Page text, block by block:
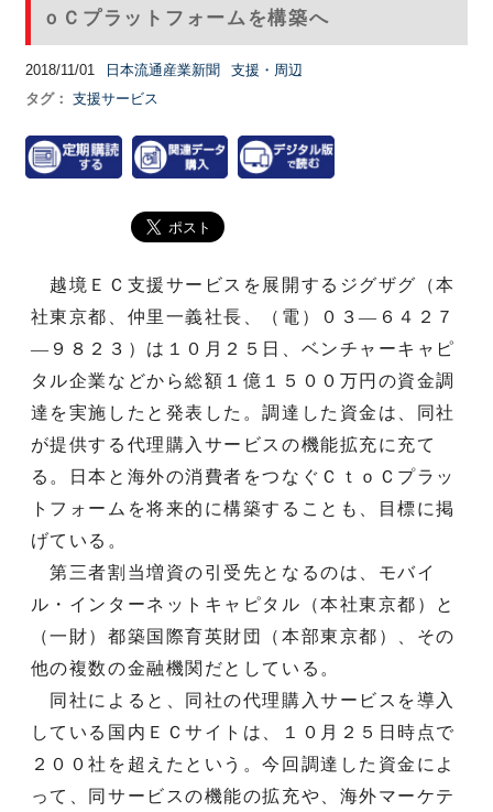
ｏＣプラットフォームを構築へ
2018/11/01 日本流通産業新聞
支援・周辺
タグ： 支援サービス
越境ＥＣ支援サービスを展開するジグザグ（本
社東京都、仲里一義社長、（電）０３—６４２７
—９８２３）は１０月２５日、ベンチャーキャピ
タル企業などから総額１億１５００万円の資金調
達を実施したと発表した。調達した資金は、同社
が提供する代理購入サービスの機能拡充に充て
る。日本と海外の消費者をつなぐＣｔｏＣプラッ
トフォームを将来的に構築することも、目標に掲
げている。
第三者割当増資の引受先となるのは、モバイ
ル・インターネットキャピタル（本社東京都）と
（一財）都築国際育英財団（本部東京都）、その
他の複数の金融機関だとしている。
同社によると、同社の代理購入サービスを導入
している国内ＥＣサイトは、１０月２５日時点で
２００社を超えたという。今回調達した資金によ
って、同サービスの機能の拡充や、海外マーケテ